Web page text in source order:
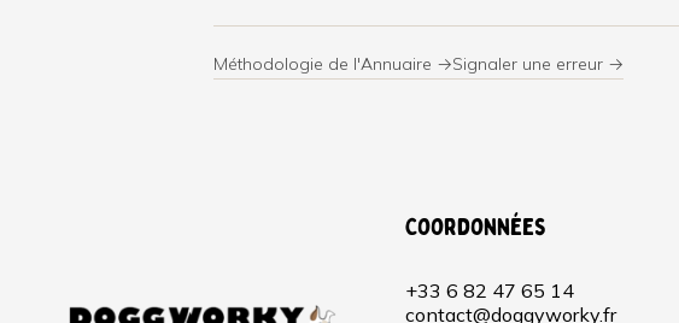
Méthodologie de l'Annuaire →Signaler une erreur →
Coordonnées
+33 6 82 47 65 14
contact@doggyworky.fr